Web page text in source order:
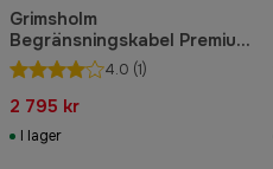
Grimsholm
Begränsningskabel Premium
Metal Mesh 500m
4.0 (1)
2 795 kr
I lager